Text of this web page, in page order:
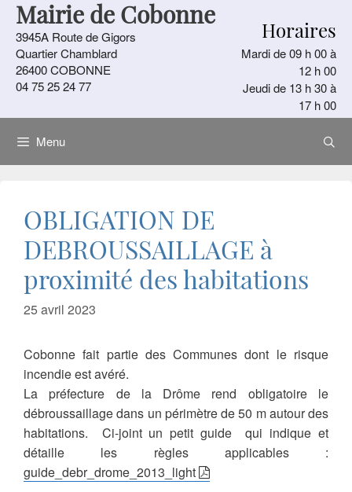
Aller
contenu
Mairie de Cobonne
3945A Route de Gigors
Quartier Chamblard
26400 COBONNE
04 75 25 24 77
Horaires
Mardi de 09 h 00 à
12 h 00
Jeudi de 13 h 30 à
17 h 00
Menu
OBLIGATION DE
DEBROUSSAILLAGE à
proximité des habitations
25 avril 2023
Cobonne fait partie des Communes dont le risque
incendie est avéré.
La préfecture de la Drôme rend obligatoire le
débroussaillage dans un périmètre de 50 m autour des
habitations. Ci-joint un petit guide qui indique et
détaille les règles applicables :
guide_debr_drome_2013_light